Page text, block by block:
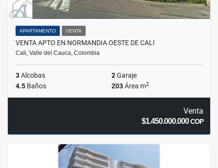
APARTAMENTO VENTA
VENTA APTO EN NORMANDIA OESTE DE CALI
Cali, Valle del Cauca, Colombia
3Alcobas 2Garaje
4.5 Baños 203Área m2
Venta
$1.450.000.000COP